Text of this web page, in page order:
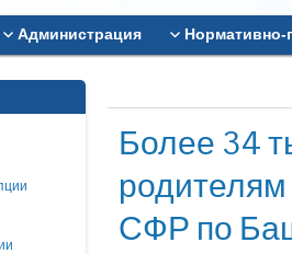
Администрация
Более 34
СФР по